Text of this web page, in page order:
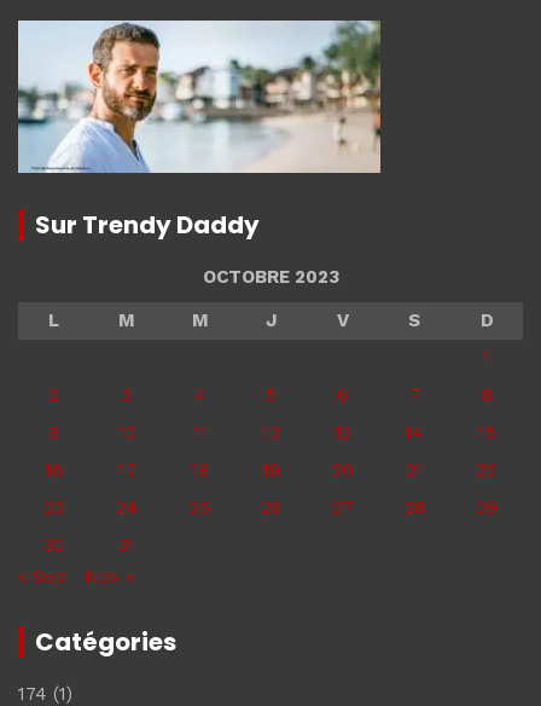
Sur Trendy Daddy
OCTOBRE 2023
L
M M J V S
D
1
2
3 4 5 6 7
8
9
10 11 12 13 14
15
16
17 18 19 20 21
22
23
24 25 26 27 28
29
30
31
« Sep
Nov »
Catégories
174 (1)